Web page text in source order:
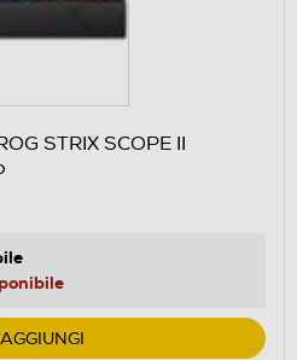
STRIX SCOPE II
AGGIUNGI